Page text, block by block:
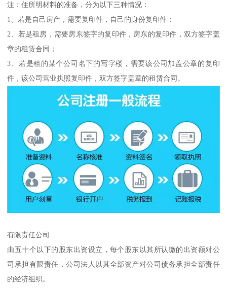
注：住所明材料的准备，分为以下三种情况：
1、若是自己房产，需要复印件，自己的身份复印件；
2、若是租房，需要房东签字的复印件，房东的复印件，双方签字盖
章的租赁合同；
3、若是租的某个公司名下的写字楼，需要该公司加盖公章的复印
件，该公司营业执照复印件，双方签字盖章的租赁合同。
有限责任公司
由五十个以下的股东出资设立，每个股东以其所认缴的出资额对公
司承担有限责任，公司法人以其全部资产对公司债务承担全部责任
的经济组织。